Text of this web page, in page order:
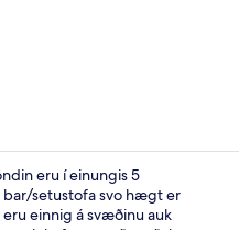
eru í einungis 5
bar/setustofa svo hægt er
einnig á svæðinu auk